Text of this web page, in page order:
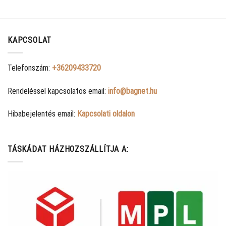
KAPCSOLAT
Telefonszám: +36209433720
Rendeléssel kapcsolatos email: info@bagnet.hu
Hibabejelentés email: Kapcsolati oldalon
TÁSKÁDAT HÁZHOZSZÁLLÍTJA A: